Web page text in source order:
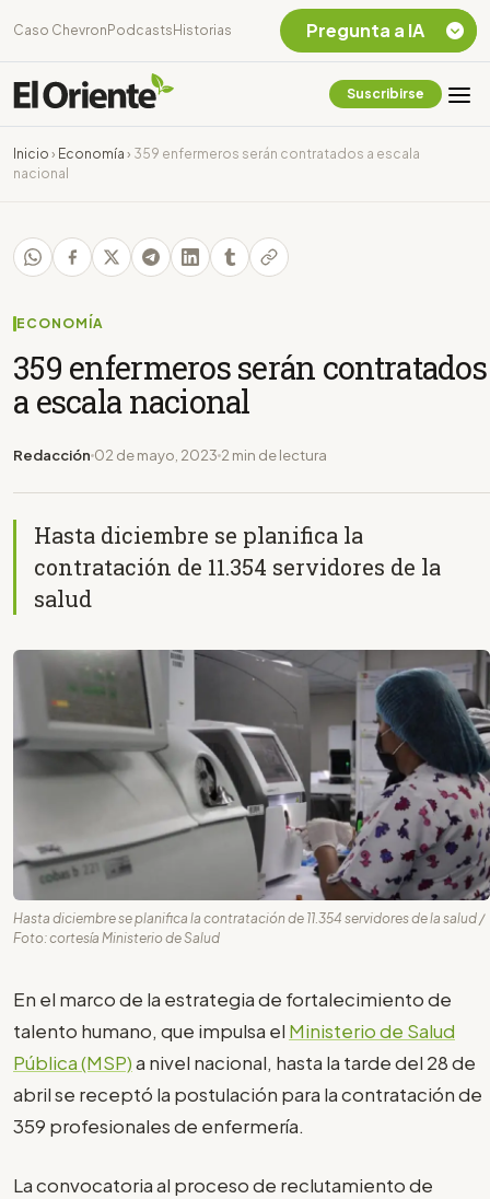
Caso Chevron Podcasts Historias
Suscribirse
Inicio › Economía › 359 enfermeros serán contratados a escala
nacional
ECONOMÍA
359 enfermeros serán contratados
a escala nacional
Redacción 02 de mayo, 2023 2 min de lectura
Hasta diciembre se planifica la
contratación de 11.354 servidores de la
salud
Hasta diciembre se planifica la contratación de 11.354 servidores de la salud /
Foto: cortesía Ministerio de Salud
En el marco de la estrategia de fortalecimiento de
talento humano, que impulsa el Ministerio de Salud
Pública (MSP)a nivel nacional, hasta la tarde del 28 de
abril se receptó la postulación para la contratación de
359 profesionales de enfermería.
La convocatoria al proceso de reclutamiento de
Pregunta a IA
Chevron Ecuador